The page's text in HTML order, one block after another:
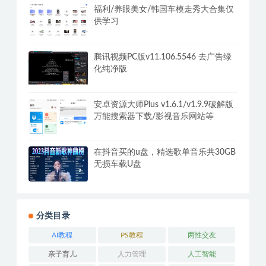
福利/养眼美女/韩国车模走秀大合集仅
供学习
腾讯视频PC版v11.106.5546 去广告绿
化纯净版
安卓资源大师Plus v1.6.1/v1.9.9破解版
万能搜索器下载/影视音乐网站等
在抖音买的u盘，精选歌单音乐共30GB
无损车载U盘
分类目录
AI教程 PS教程 两性交友
亲子育儿 人力管理 人工智能